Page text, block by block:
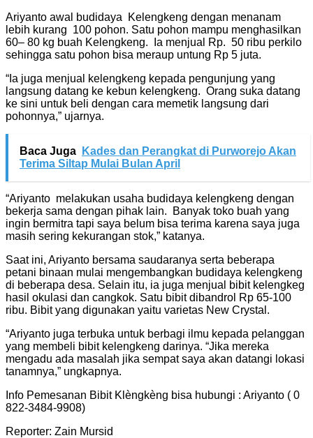
Ariyanto awal budidaya Kelengkeng dengan menanam
lebih kurang 100 pohon. Satu pohon mampu menghasilkan
60– 80 kg buah Kelengkeng. Ia menjual Rp. 50 ribu perkilo
sehingga satu pohon bisa meraup untung Rp 5 juta.
“Ia juga menjual kelengkeng kepada pengunjung yang
langsung datang ke kebun kelengkeng. Orang suka datang
ke sini untuk beli dengan cara memetik langsung dari
pohonnya,” ujarnya.
Baca Juga
Kades dan Perangkat di Purworejo Akan
Terima Siltap Mulai Bulan April
“Ariyanto melakukan usaha budidaya kelengkeng dengan
bekerja sama dengan pihak lain. Banyak toko buah yang
ingin bermitra tapi saya belum bisa terima karena saya juga
masih sering kekurangan stok,” katanya.
Saat ini, Ariyanto bersama saudaranya serta beberapa
petani binaan mulai mengembangkan budidaya kelengkeng
di beberapa desa. Selain itu, ia juga menjual bibit kelengkeg
hasil okulasi dan cangkok. Satu bibit dibandrol Rp 65-100
ribu. Bibit yang digunakan yaitu varietas New Crystal.
“Ariyanto juga terbuka untuk berbagi ilmu kepada pelanggan
yang membeli bibit kelengkeng darinya. “Jika mereka
mengadu ada masalah jika sempat saya akan datangi lokasi
tanamnya,” ungkapnya.
Info Pemesanan Bibit Klèngkèng bisa hubungi : Ariyanto ( 0
822-3484-9908)
Reporter: Zain Mursid